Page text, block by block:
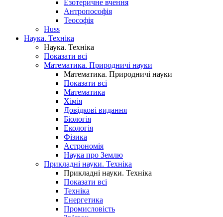
Езотеричне вчення
Антропософія
Теософія
Huss
Наука. Техніка
Наука. Техніка
Показати всі
Математика. Природничі науки
Математика. Природничі науки
Показати всі
Математика
Хімія
Довідкові видання
Біологія
Екологія
Фізика
Астрономія
Наука про Землю
Прикладні науки. Техніка
Прикладні науки. Техніка
Показати всі
Техніка
Енергетика
Промисловість